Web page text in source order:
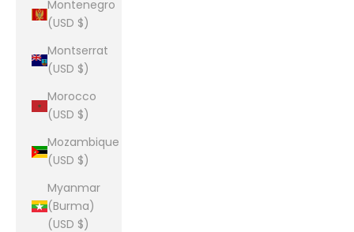
Montenegro
(USD $)
Montserrat
(USD $)
Morocco
(USD $)
Mozambique
(USD $)
Myanmar
(Burma)
(USD $)